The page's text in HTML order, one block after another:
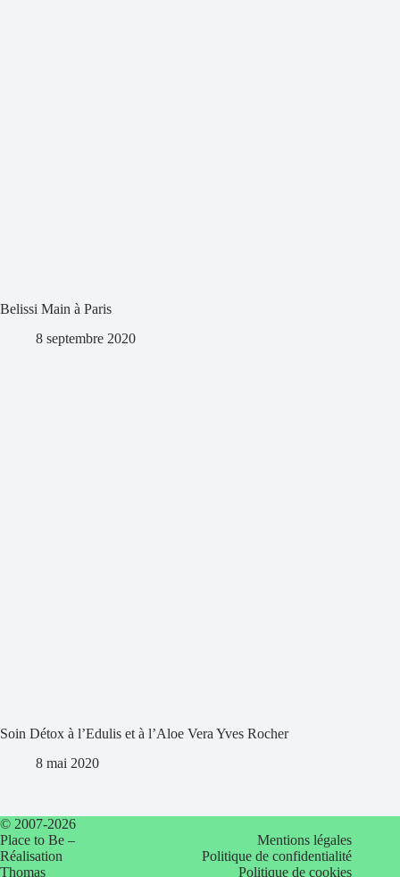
Belissi Main à Paris
8 septembre 2020
Soin Détox à l’Edulis et à l’Aloe Vera Yves Rocher
8 mai 2020
© 2007-2026
Place to Be –
Réalisation
Thomas
Mentions légales
Politique de confidentialité
Politique de cookies